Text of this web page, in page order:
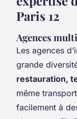
Paris 12
Agences
Les agences
grande
restauration,
même
facilement à